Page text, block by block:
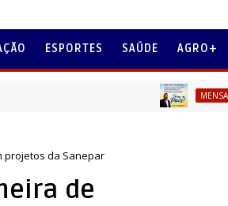
ESPORTES SAÚDE AGRO+
MENSAGEM DIA
projetos da Sanepar
de